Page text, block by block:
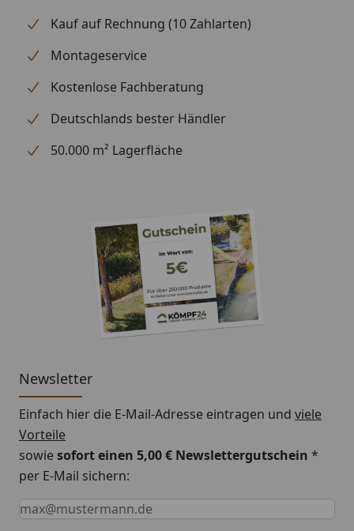
Optional
erhältlich
(siehe Reiter
"Zubehör")
Blendenabdeckungen (aus
Aluminium + Spezialschrauben)
Für eine optimale Abdichtung
des Daches an den
Verwendung
andere Form der Abdeckung (z.
B. Holzlatte) möglich
Professioneller Montageservice
zum Festpreis erhältlich
(nur bei gleichzeitiger Montage
Montageanleitung EPDM Dachfolie
Kauf auf Rechnung (10 Zahlarten)
Montageservice
Kostenlose Fachberatung
Deutschlands bester Händler
50.000 m² Lagerfläche
Newsletter
Einfach hier die E-Mail-Adresse eintragen und viele
Vorteile
sowiesofort einen 5,00 € Newslettergutschein *
per E-Mail sichern:
Keine Eingabe erforderlich
Eingabe erforderlich
E-Mail *